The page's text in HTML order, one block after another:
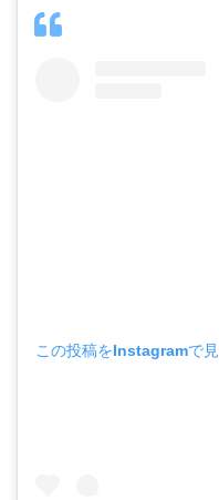
この投稿をInstagramで